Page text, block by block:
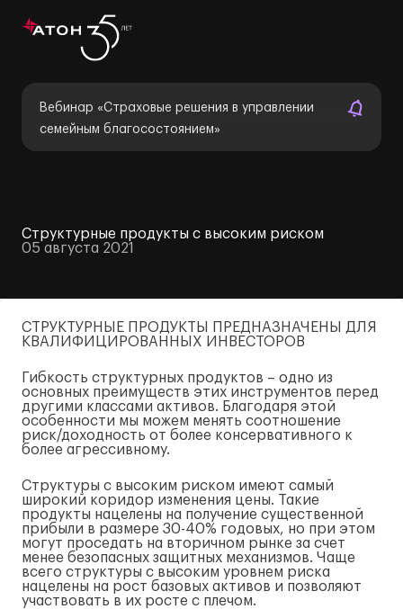
Вебинар «Страховые решения в управлении
семейным благосостоянием»
Структурные продукты с высоким риском
05 августа 2021
СТРУКТУРНЫЕ ПРОДУКТЫ ПРЕДНАЗНАЧЕНЫ ДЛЯ
КВАЛИФИЦИРОВАННЫХ ИНВЕСТОРОВ
Гибкость структурных продуктов – одно из
основных преимуществ этих инструментов перед
другими классами активов. Благодаря этой
особенности мы можем менять соотношение
риск/доходность от более консервативного к
более агрессивному.
Структуры с высоким риском имеют самый
широкий коридор изменения цены. Такие
продукты нацелены на получение существенной
прибыли в размере 30-40% годовых, но при этом
могут проседать на вторичном рынке за счет
менее безопасных защитных механизмов. Чаще
всего структуры с высоким уровнем риска
нацелены на рост базовых активов и позволяют
участвовать в их росте с плечом.